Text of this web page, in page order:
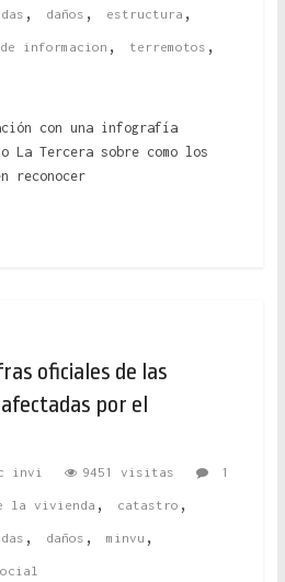
, daños , estructura ,
informacion , terremotos ,
con una infografía
Tercera sobre como los
reconocer
oficiales de las
por el
invi 9451 visitas 1
la vivienda , catastro ,
, daños , minvu ,